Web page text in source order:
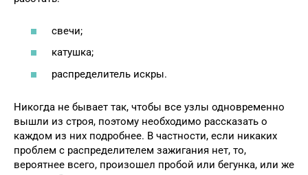
свечи;
катушка;
распределитель искры.
Никогда не бывает так, чтобы все узлы одновременно
вышли из строя, поэтому необходимо рассказать о
каждом из них подробнее. В частности, если никаких
проблем с распределителем зажигания нет, то,
вероятнее всего, произошел пробой или бегунка, или же